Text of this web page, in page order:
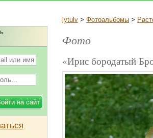
lytulv > Фотоальбомы >
Фото
«Ирис бородатый